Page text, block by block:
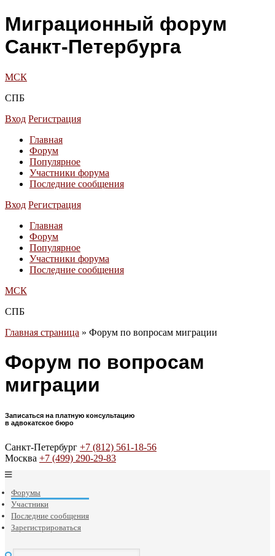
Миграционный форум
Санкт-Петербурга
МСК
СПБ
Вход Регистрация
Главная
Форум
Популярное
Участники форума
Последние сообщения
Вход Регистрация
Главная
Форум
Популярное
Участники форума
Последние сообщения
МСК
СПБ
Главная страница » Форум по вопросам миграции
Форум по вопросам
миграции
Записаться на платную консультацию
в адвокатское бюро
Санкт-Петербург +7 (812) 561-18-56
Москва +7 (499) 290-29-83
Форумы
Участники
Последние сообщения
Зарегистрироваться